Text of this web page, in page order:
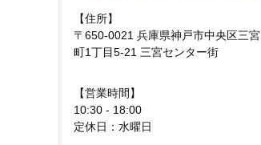
【住所】
〒650-0021 兵庫県神戸市中央区三宮
町1丁目5-21 三宮センター街
【営業時間】
10:30 - 18:00
定休日：水曜日